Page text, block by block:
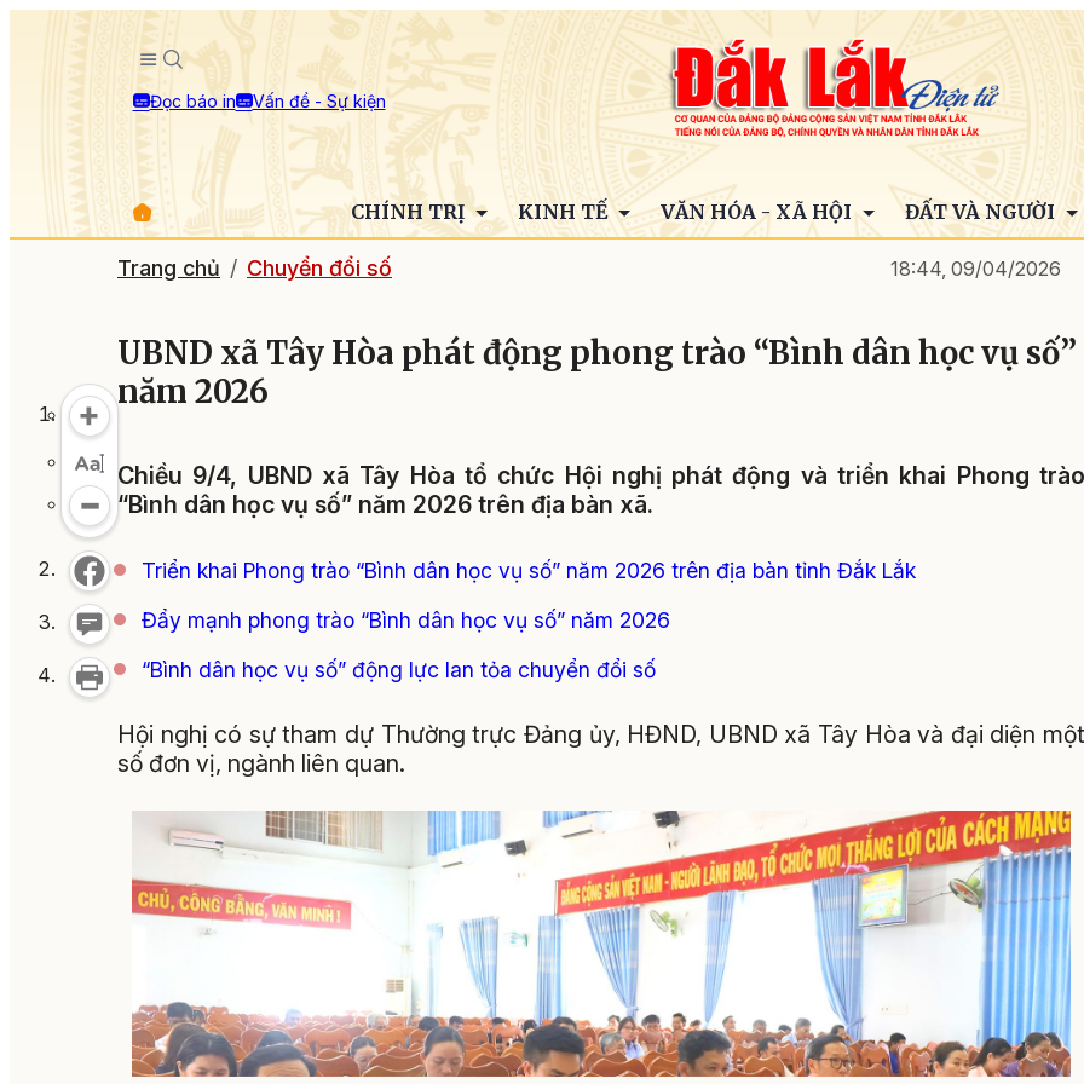
Đọc báo in Vấn đề - Sự kiện
CHÍNH TRỊ KINH TẾ VĂN HÓA - XÃ HỘI ĐẤT VÀ NGƯỜI
Trang chủ Chuyển đổi số 18:44, 09/04/2026
UBND xã Tây Hòa phát động phong trào “Bình dân học vụ số”
năm 2026
Chiều 9/4, UBND xã Tây Hòa tổ chức Hội nghị phát động và triển khai Phong trào
“Bình dân học vụ số” năm 2026 trên địa bàn xã.
Triển khai Phong trào “Bình dân học vụ số” năm 2026 trên địa bàn tỉnh Đắk Lắk
Đẩy mạnh phong trào “Bình dân học vụ số” năm 2026
“Bình dân học vụ số” động lực lan tỏa chuyển đổi số
Hội nghị có sự tham dự Thường trực Đảng ủy, HĐND, UBND xã Tây Hòa và đại diện một
số đơn vị, ngành liên quan.